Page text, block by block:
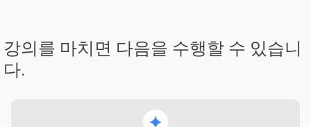
강의를 마치면 다음을 수행할 수 있습니
다.